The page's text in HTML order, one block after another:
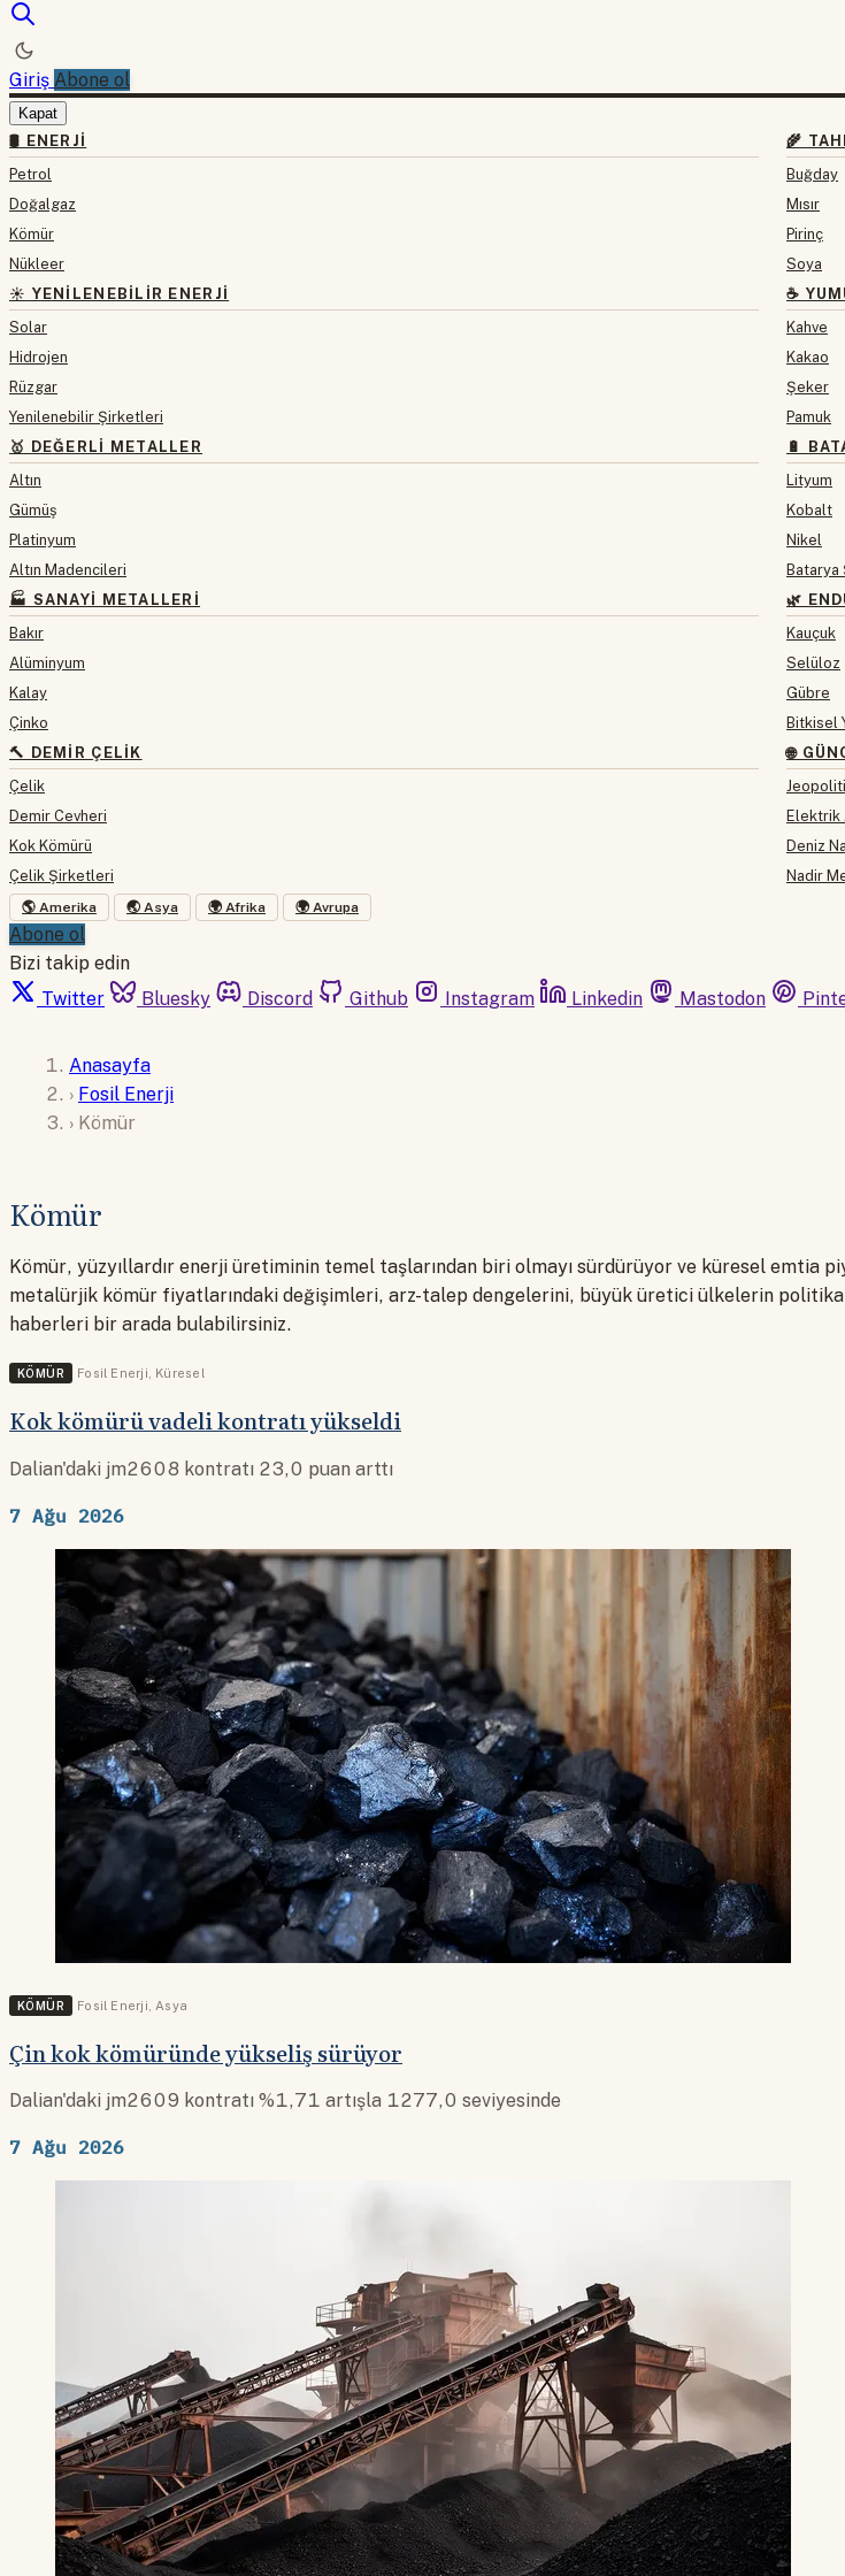
Giriş Abone ol
Kapat
🛢 ENERJI
Petrol
Doğalgaz
Kömür
Nükleer
☀️ YENILENEBILIR ENERJI
Solar
Hidrojen
Rüzgar
Yenilenebilir Şirketleri
🥇 DEĞERLI METALLER
Altın
Gümüş
Platinyum
Altın Madencileri
🏭 SANAYI METALLERI
Bakır
Alüminyum
Kalay
Çinko
🔨 DEMIR ÇELIK
Çelik
Demir Cevheri
Kok Kömürü
Çelik Şirketleri
🌾
Buğday
Mısır
Pirinç
Soya
☕
Kahve
Kakao
Şeker
Pamuk
🔋
Lityum
Kobalt
Nikel
🌿
Kauçuk
Selüloz
Gübre
Bitkisel
🌐
Elektrik
Deniz
Nadir
🌎 Amerika 🌏 Asya 🌍 Afrika 🌍 Avrupa
Abone ol
Bizi takip edin
Twitter
Bluesky Discord Github Instagram Linkedin Mastodon
Anasayfa
› Fosil Enerji
› Kömür
Kömür
Kömür, yüzyıllardır enerji üretiminin temel taşlarından biri olmayı sürdürüyor ve küresel
metalürjik kömür fiyatlarındaki değişimleri, arz-talep dengelerini, büyük üretici ülkelerin
haberleri bir arada bulabilirsiniz.
KÖMÜR Fosil Enerji, Küresel
Kok kömürü vadeli kontratı yükseldi
Dalian'daki jm2608 kontratı 23,0 puan arttı
7 Ağu 2026
KÖMÜR Fosil Enerji Asya
Çin kok kömüründe yükseliş sürüyor
Dalian'daki jm2609 kontratı %1,71 artışla 1277,0 seviyesinde
7 Ağu 2026